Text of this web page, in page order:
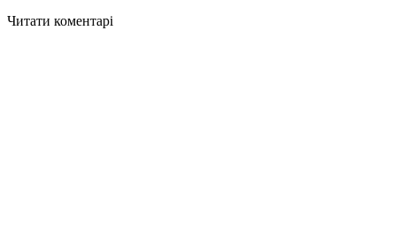
Читати коментарі